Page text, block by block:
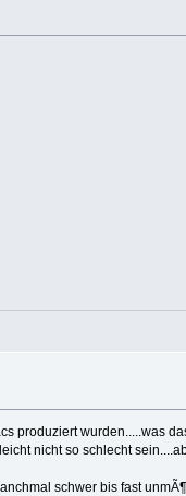
produziert wurden.....was
nicht so schlecht
schwer bis fast